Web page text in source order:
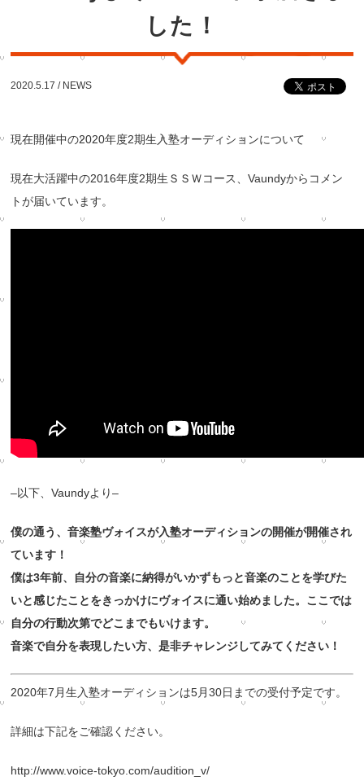
した！
2020.5.17 / NEWS
現在開催中の2020年度2期生入塾オーディションについて
現在大活躍中の2016年度2期生ＳＳＷコース、Vaundyからコメン
トが届いています。
–以下、Vaundyより–
僕の通う、音楽塾ヴォイスが入塾オーディションの開催が開催され
ています！
僕は3年前、 自分の音楽に納得がいかずもっと音楽のことを学びた
いと感じたこ とをきっかけにヴォイスに通い始めました。 ここでは
自分の行動次第でどこまでもいけます。
音楽で自分を表現したい方、是非チャレンジしてみてください！
2020年7月生入塾オーディションは5月30日までの受付予定です。
詳細は下記をご確認ください。
http://www.voice-tokyo.com/audition_v/